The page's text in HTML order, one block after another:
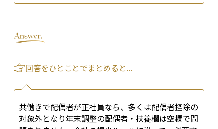
回答をひとことでまとめると...
共働きで配偶者が正社員なら、多くは配偶者控除の
対象外となり年末調整の配偶者・扶養欄は空欄で問